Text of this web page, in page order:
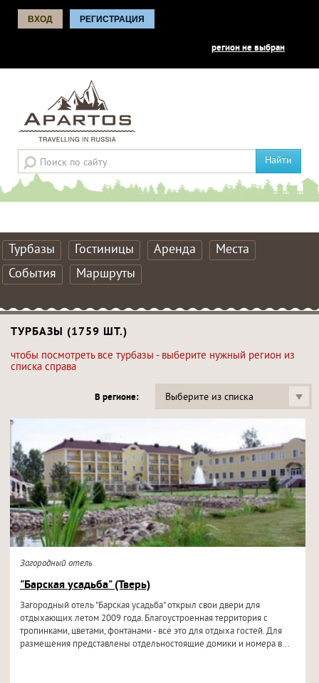
ВХОД РЕГИСТРАЦИЯ
регион не выбран
Найти
Турбазы Гостиницы Аренда
Места
События
Маршруты
ТУРБАЗЫ (1759 ШТ.)
чтобы посмотреть все турбазы - выберите нужный регион из
списка справа
В регионе: Выберите из списка
Загородный отель
"Барская усадьба" (Тверь)
Загородный отель "Барская усадьба" открыл свои двери для
отдыхающих летом 2009 года. Благоустроенная территория с
тропинками, цветами, фонтанами - все это для отдыха гостей. Для
размещения представлены отдельностоящие домики и номера в...